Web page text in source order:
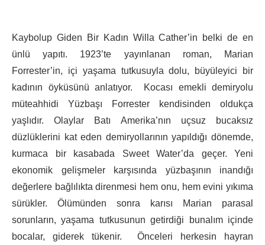
Kaybolup Giden Bir Kadın Willa Cather’in belki de en
ünlü yapıtı. 1923’te yayınlanan roman, Marian
Forrester’in, içi yaşama tutkusuyla dolu, büyüleyici bir
kadının öyküsünü anlatıyor. Kocası emekli demiryolu
müteahhidi Yüzbaşı Forrester kendisinden oldukça
yaşlıdır. Olaylar Batı Amerika’nın uçsuz bucaksız
düzlüklerini kat eden demiryollarının yapıldığı dönemde,
kurmaca bir kasabada Sweet Water’da geçer. Yeni
ekonomik gelişmeler karşısında yüzbaşının inandığı
değerlere bağlılıkta direnmesi hem onu, hem evini yıkıma
sürükler. Ölümünden sonra karısı Marian parasal
sorunların, yaşama tutkusunun getirdiği bunalım içinde
bocalar, giderek tükenir. Önceleri herkesin hayran